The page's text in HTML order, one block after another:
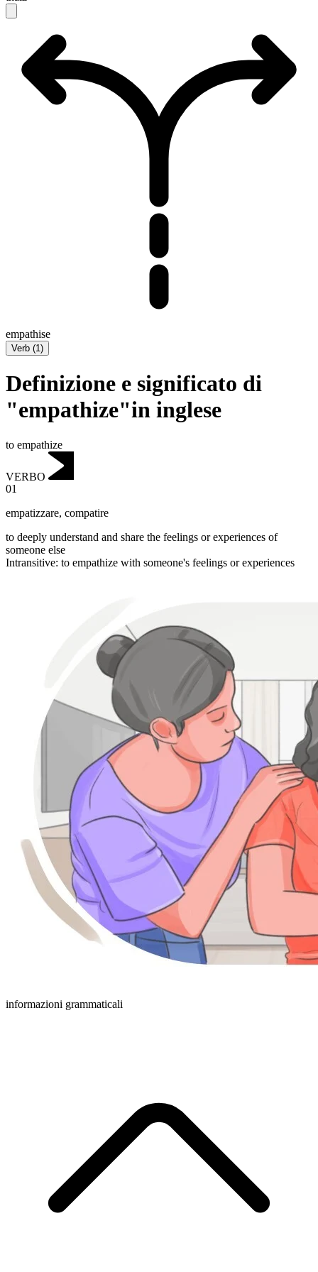
empathise
Verb (1)
Definizione e significato di
"empathize"in inglese
to empathize
VERBO
01
empatizzare, compatire
to deeply understand and share the feelings or experiences of
someone else
Intransitive: to empathize with someone's feelings or experiences
informazioni grammaticali